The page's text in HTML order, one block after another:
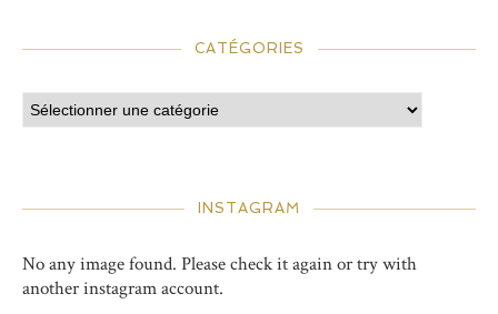
CATÉGORIES
INSTAGRAM
No any image found. Please check it again or try with
another instagram account.